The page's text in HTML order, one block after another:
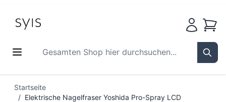
Gesamten Shop hier durchsuchen...
Startseite
/ Elektrische Nagelfraser Yoshida Pro-Spray LCD